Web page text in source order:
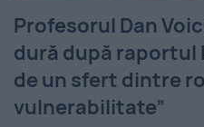
Profesorul Dan
dură după raportul
de un sfert dintre
vulnerabilitate”